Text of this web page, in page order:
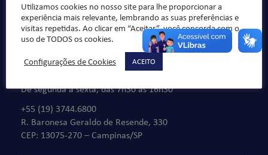
Fale Conosco
De segunda à sexta, das 7h30 às 16h30
+55 (19) 3744.6800
R. Baronesa Geraldo de Resende, 330
CEP: 13075-270 – Campinas/SP
Utilizamos cookies no nosso site para lhe proporcionar a
experiência mais relevante, lembrando as suas preferências e
visitas repetidas. Ao clicar em “Aceitar”, você concorda com o
uso de TODOS os cookies.
Configurações de Cookies
ACEITO